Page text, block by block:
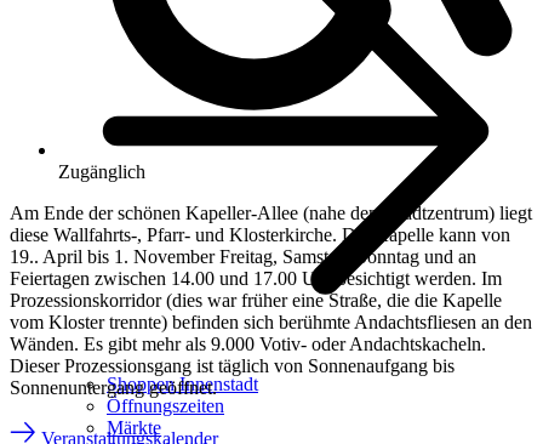
Shoppen Innenstadt
Öffnungszeiten
Märkte
Zugänglich
Am Ende der schönen Kapeller-Allee (nahe dem Stadtzentrum) liegt
diese Wallfahrts-, Pfarr- und Klosterkirche. Die Kapelle kann von
19.. April bis 1. November Freitag, Samstag, Sonntag und an
Feiertagen zwischen 14.00 und 17.00 Uhr besichtigt werden. Im
Prozessionskorridor (dies war früher eine Straße, die die Kapelle
vom Kloster trennte) befinden sich berühmte Andachtsfliesen an den
Wänden. Es gibt mehr als 9.000 Votiv- oder Andachtskacheln.
Dieser Prozessionsgang ist täglich von Sonnenaufgang bis
Sonnenuntergang geöffnet.
Veranstaltungskalender